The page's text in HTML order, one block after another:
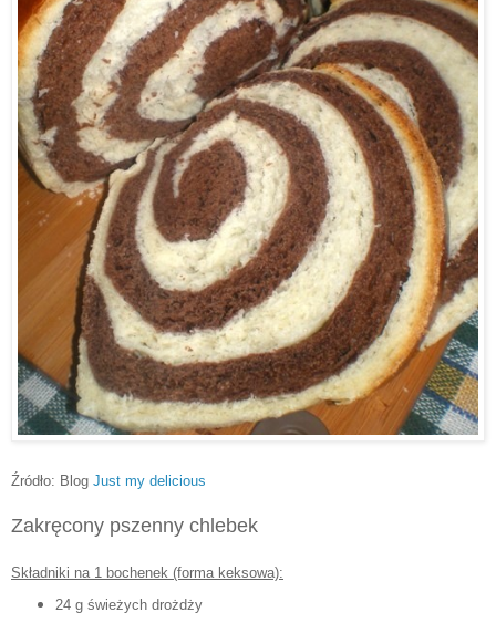
Źródło: Blog Just my delicious
Zakręcony pszenny chlebek
Składniki na 1 bochenek (forma keksowa):
24 g świeżych drożdży